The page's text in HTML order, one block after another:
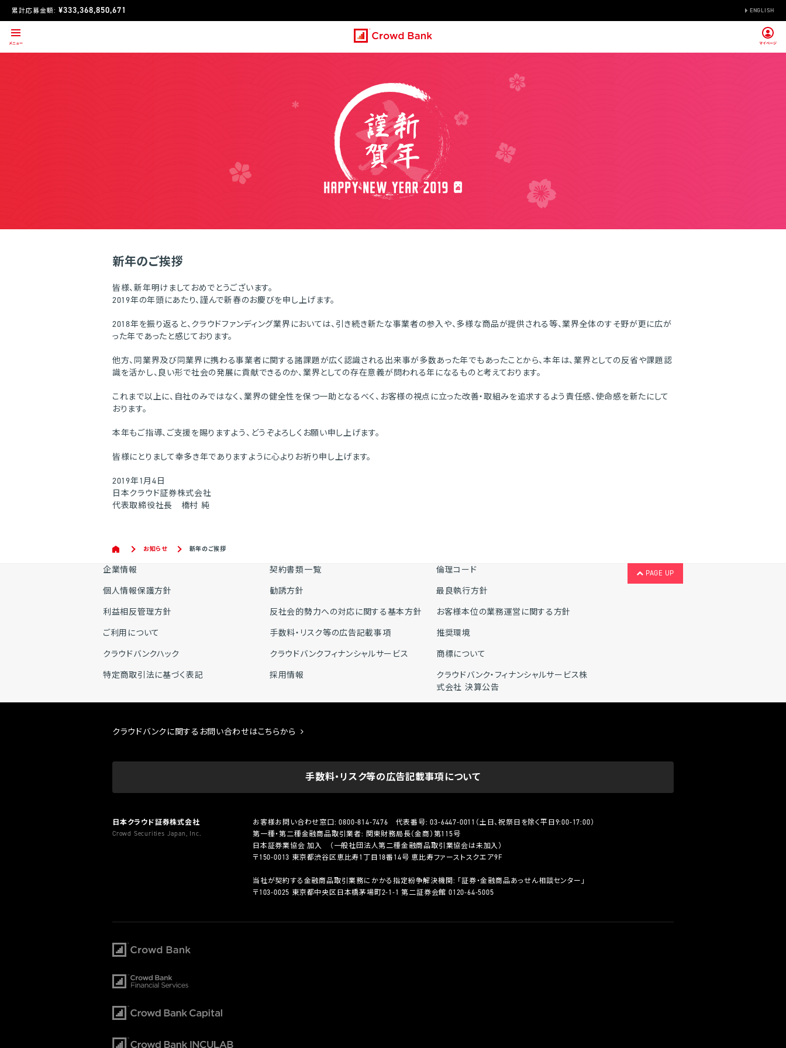
累計応募金額: ¥333,368,850,671 ENGLISH
新年のご挨拶
皆様、新年明けましておめでとうございます。
2019年の年頭にあたり、謹んで新春のお慶びを申し上げます。
2018年を振り返ると、クラウドファンディング業界においては、引き続き新たな事業者の参入や、多様な商品が提供される等、業界全体のすそ野が更に広が
った年であったと感じております。
他方、同業界及び同業界に携わる事業者に関する諸課題が広く認識される出来事が多数あった年でもあったことから、本年は、業界としての反省や課題認
識を活かし、良い形で社会の発展に貢献できるのか、業界としての存在意義が問われる年になるものと考えております。
これまで以上に、自社のみではなく、業界の健全性を保つ一助となるべく、お客様の視点に立った改善・取組みを追求するよう責任感、使命感を新たにして
おります。
本年もご指導、ご支援を賜りますよう、どうぞよろしくお願い申し上げます。
皆様にとりまして幸多き年でありますように心よりお祈り申し上げます。
2019年1月4日
日本クラウド証券株式会社
代表取締役社長 橋村 純
お知らせ 新年のご挨拶
PAGE UP
企業情報 契約書類一覧
倫理コード
個人情報保護方針
勧誘方針
最良執行方針
利益相反管理方針
反社会的勢力への対応に関する基本方針
お客様本位の業務運営に関する方針
ご利用について
手数料・リスク等の広告記載事項
推奨環境
クラウドバンクハック
クラウドバンクフィナンシャルサービス
商標について
特定商取引法に基づく表記
採用情報
クラウドバンク・フィナンシャルサービス株
式会社 決算公告
クラウドバンクに関するお問い合わせはこちらから
手数料・リスク等の広告記載事項について
日本クラウド証券株式会社
Crowd Securities Japan, Inc.
お客様お問い合わせ窓口:0800-814-7476 代表番号:03-6447-0011 （土日、祝祭日を除く平日9:00-17:00）
第一種・第二種金融商品取引業者: 関東財務局長（金商）第115号
日本証券業協会 加入 （一般社団法人第二種金融商品取引業協会は未加入）
〒150-0013 東京都渋谷区恵比寿1丁目18番14号 恵比寿ファーストスクエア9F
当社が契約する金融商品取引業務にかかる指定紛争解決機関: 「証券・金融商品あっせん相談センター」
〒103-0025 東京都中央区日本橋茅場町2-1-1 第二証券会館 0120-64-5005